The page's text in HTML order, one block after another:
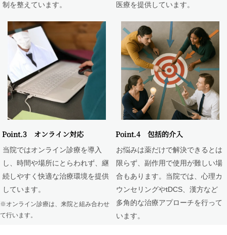
制を整えています。
医療を提供しています。
Point.3 オンライン対応
当院ではオンライン診療を導入
し、時間や場所にとらわれず、継
続しやすく快適な治療環境を提供
しています。
※オンライン診療は、来院と組み合わせ
て行います。
Point.4 包括的介入
お悩みは薬だけで解決できるとは
限らず、副作用で使用が難しい場
合もあります。当院では、心理カ
ウンセリングやtDCS、漢方など
多角的な治療アプローチを行って
います。